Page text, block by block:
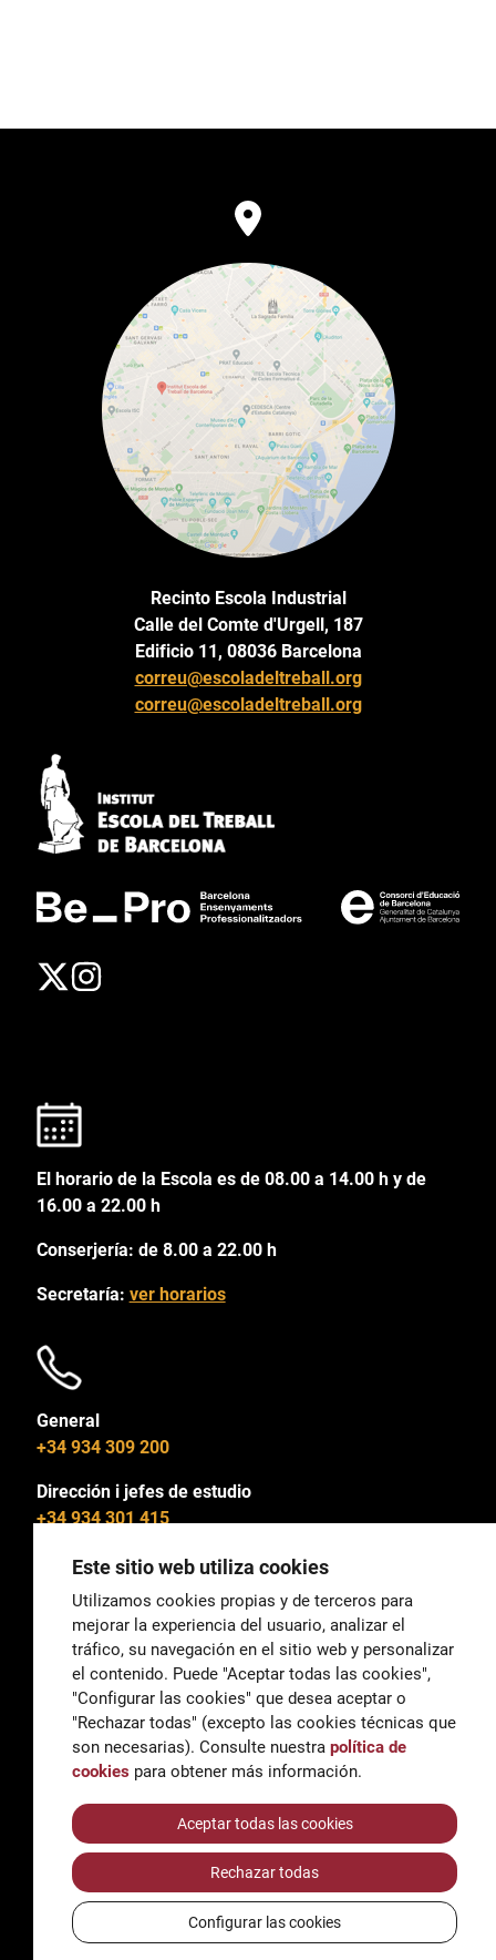
Recinto Escola Industrial
Calle del Comte d'Urgell, 187
Edificio 11, 08036 Barcelona
correu@escoladeltreball.org
correu@escoladeltreball.org
El horario de la Escola es de 08.00 a 14.00 h y de
16.00 a 22.00 h
Conserjería: de 8.00 a 22.00 h
Secretaría: ver horarios
General
+34 934 309 200
Dirección i jefes de estudio
+34 934 301 415
General
correu@escoladeltreball.org
Información
informacio@escoladeltreball.org
Trámites de secretaría
AccessibilidadAviso legal y Política de Privacidad
Política de cookies
Créditos
Este sitio web utiliza cookies
Utilizamos cookies propias y de terceros para
mejorar la experiencia del usuario, analizar el
tráfico, su navegación en el sitio web y personalizar
el contenido. Puede "Aceptar todas las cookies",
"Configurar las cookies" que desea aceptar o
"Rechazar todas" (excepto las cookies técnicas que
son necesarias). Consulte nuestra política de
cookies para obtener más información.
Aceptar todas las cookies
Rechazar todas
Configurar las cookies